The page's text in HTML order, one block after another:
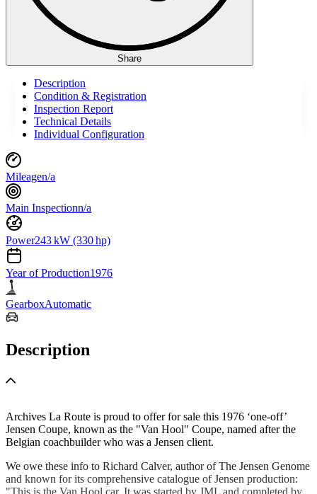
Share
Description
Condition & Registration
Inspection Report
Technical Details
Individual Configuration
Mileagen/a
Main Inspectionn/a
Power243 kW (330 hp)
Year of Production1976
GearboxAutomatic
Description
Archives La Route is proud to offer for sale this 1976 ‘one-off’
Jensen Coupe, known as the "Van Hool" Coupe, named after the
Belgian coachbuilder who was a Jensen client.
We owe these info to Richard Calver, author of The Jensen Genome
and known for its comprehensive catalogue of Jensen production:
"This is the Van Hool car. It was started by JML and completed by